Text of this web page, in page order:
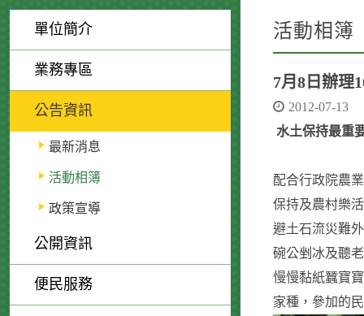
單位簡介
業務專區
公告資訊
最新消息
活動相簿
政策宣導
公開資訊
便民服務
活動相簿
7月8日辦理
2012-07-13
水土保持最重
配合行政院農
保持及農村樂
避土石流災難
碗公剉冰及聽
慢慢黏紙蠶寶
家種，參加的